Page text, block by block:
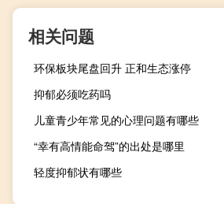
相关问题
环保板块尾盘回升 正和生态涨停
抑郁必须吃药吗
儿童青少年常见的心理问题有哪些
“幸有高情能命驾”的出处是哪里
轻度抑郁状有哪些